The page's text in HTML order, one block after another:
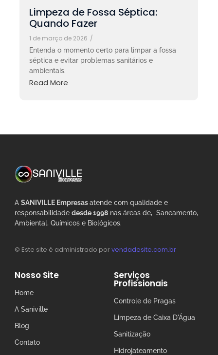
Limpeza de Fossa Séptica:
Quando Fazer
1 de março de 2026 /
Entenda o momento certo para limpar a fossa
séptica e evitar problemas sanitários e
ambientais.
Read More
A SANIVILLE Empresasatende com qualidade e
responsabilidade desde 1998 nas áreas de, Saneamento,
Ambiental, Químicos e Biológicos.
© Este site é administrado porvendadesite.com.br
Nosso Site
Home
A Saniville
Blog
Contato
Serviços
Profissionais
Controle de Pragas
Limpeza de Caixa D'Água
Sanitização
Hidrojateamento